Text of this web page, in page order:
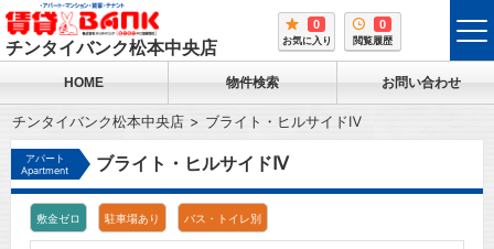
チンタイバンク松本中央店
0
お気に入り
0
閲覧履歴
HOME 物件検索 お問い合わせ
チンタイバンク松本中央店 ブライト・ヒルサイドⅣ
アパート
Apartment
ブライト・ヒルサイドⅣ
敷金ゼロ 駐車場あり バス・トイレ別